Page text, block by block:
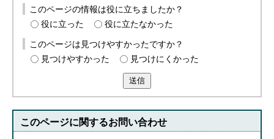
このページの情報は役に立ちましたか？
役に立った
役に立たなかった
このページは見つけやすかったですか？
見つけやすかった
見つけにくかった
送信
このページに関するお問い合わせ